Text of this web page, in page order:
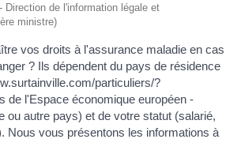
Direction de l'information légale et
ministre)
vos droits à l'assurance maladie en cas
? Ils dépendent du pays de résidence
particuliers/?
de l'Espace économique européen -
ou autre pays) et de votre statut (salarié,
Nous vous présentons les informations à